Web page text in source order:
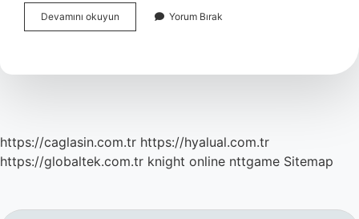
Devamını okuyun Plüralizmi
Kim
Yorum Bırak
https://caglasin.com.tr https://hyalual.com.tr
https://globaltek.com.tr knight online nttgame Sitemap